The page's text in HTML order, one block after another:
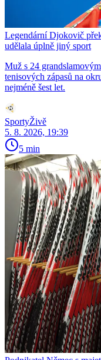
Legendární Djokovič
udělala úplně jiný sport
Muž s 24
tenisových zápasů na
nejméně šest let.
SportyŽivě
5. 8. 2026, 19:39
5 min